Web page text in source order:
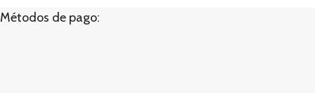
Métodos de pago: